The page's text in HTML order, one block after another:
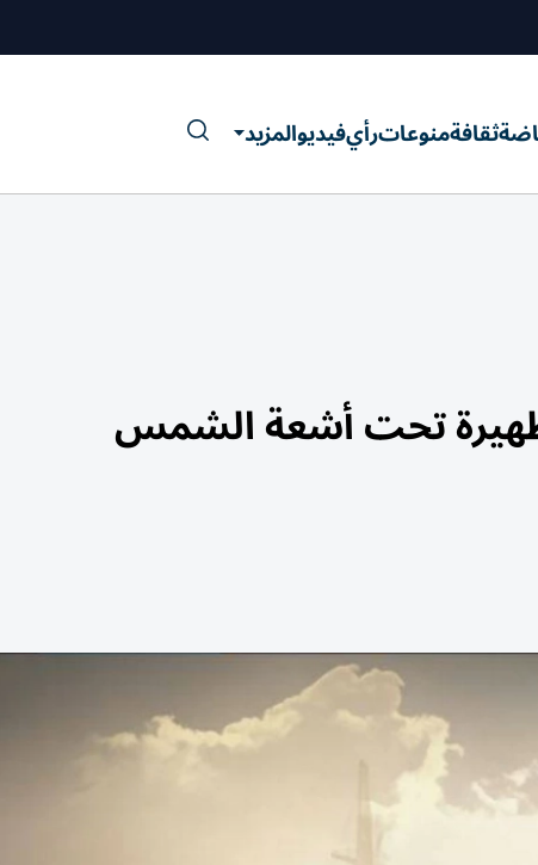
ثقافةمنوعاترأيفيديوالمزيد
تحت أشعة الشمس